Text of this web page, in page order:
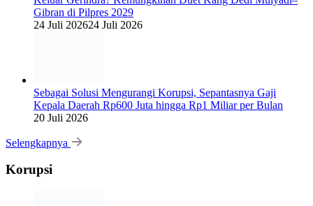
Gibran di Pilpres 2029
24 Juli 202624 Juli 2026
Sebagai Solusi Mengurangi Korupsi, Sepantasnya Gaji
Kepala Daerah Rp600 Juta hingga Rp1 Miliar per Bulan
20 Juli 2026
Selengkapnya
Korupsi